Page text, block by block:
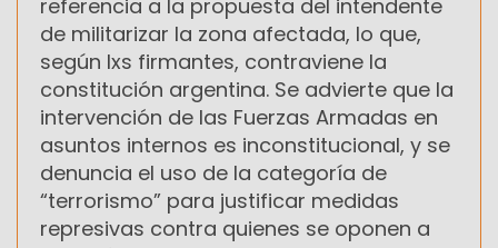
referencia a la propuesta del intendente
de militarizar la zona afectada, lo que,
según lxs firmantes, contraviene la
constitución argentina. Se advierte que la
intervención de las Fuerzas Armadas en
asuntos internos es inconstitucional, y se
denuncia el uso de la categoría de
“terrorismo” para justificar medidas
represivas contra quienes se oponen a